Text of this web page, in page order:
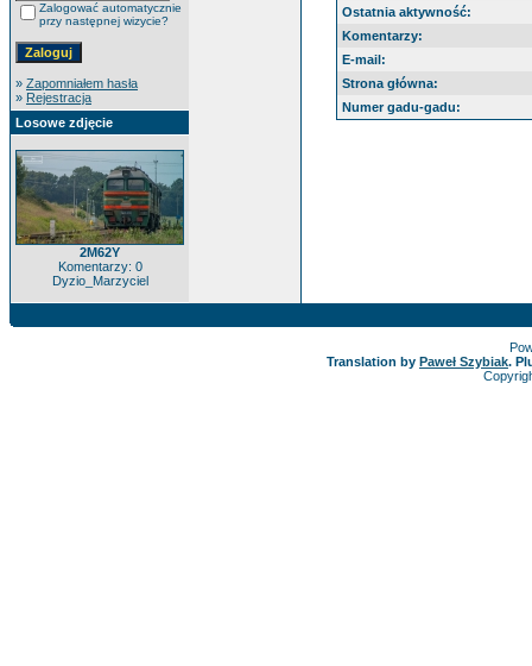
Zalogować automatycznie
przy następnej wizycie?
» Zapomniałem hasła
» Rejestracja
Losowe zdjęcie
2M62Y
Komentarzy: 0
Dyzio_Marzyciel
Ostatnia aktywność:
Komentarzy:
E-mail:
Strona główna:
Numer gadu-gadu:
Translation by Paweł Szybiak.